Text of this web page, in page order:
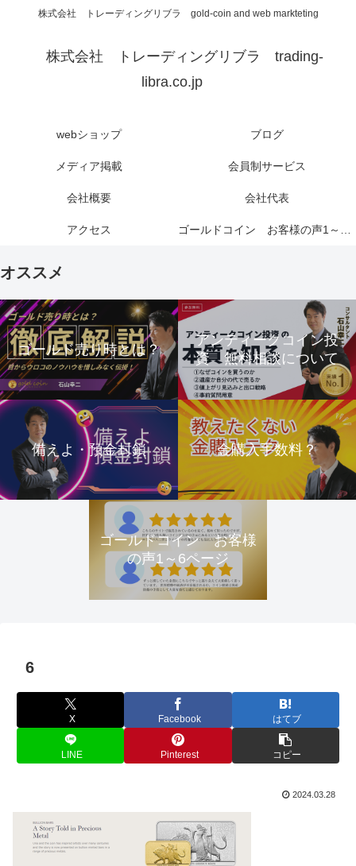
株式会社 トレーディングリブラ gold-coin and web markteting
株式会社 トレーディングリブラ trading-
libra.co.jp
webショップ ブログ
メディア掲載 会員制サービス
会社概要 会社代表
アクセス ゴールドコイン お客様の声1～6ページ
オススメ
ゴールド売り時とは？
アンティークコイン投
資 無料相談について
備えよ・預金封鎖 金購入手数料？
ゴールドコイン お客様
の声1～6ページ
6
X Facebook はてブ
LINE Pinterest コピー
2024.03.28